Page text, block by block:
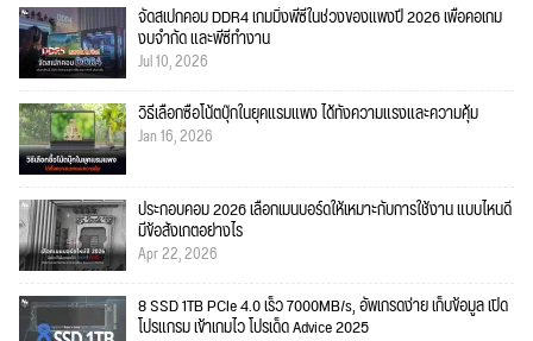
จัดสเปกคอม DDR4 เกมมิ่งพีซีในช่วงของแพงปี 2026 เพื่อคอเกม
งบจำกัด และพีซีทำงาน
Jul 10, 2026
วิธีเลือกซื้อโน้ตบุ๊กในยุคแรมแพง ได้ทั้งความแรงและความคุ้ม
Jan 16, 2026
ประกอบคอม 2026 เลือกเมนบอร์ดให้เหมาะกับการใช้งาน แบบไหนดี
มีข้อสังเกตอย่างไร
Apr 22, 2026
8 SSD 1TB PCIe 4.0 เร็ว 7000MB/s, อัพเกรดง่าย เก็บข้อมูล เปิด
โปรแกรม เข้าเกมไว โปรเด็ด Advice 2025